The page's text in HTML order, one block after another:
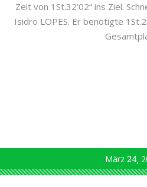
Zeit von 1St.32‘02“ ins Ziel.
Isidro LOPES. Er benötigte
März 24